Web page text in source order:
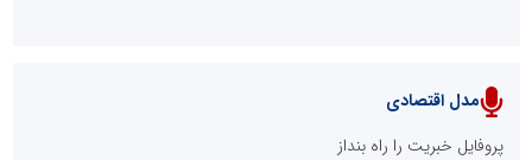
پایگاه خبری نهضت ملی مسکن
مدل اقتصادی
پروفایل خبریت را راه بنداز